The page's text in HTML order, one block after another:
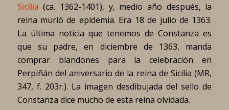
Sicilia(ca. 1362-1401), y, medio año después, la
reina murió de epidemia. Era 18 de julio de 1363.
La última noticia que tenemos de Constanza es
que su padre, en diciembre de 1363, manda
comprar blandones para la celebración en
Perpiñán del aniversario de la reina de Sicilia (MR,
347, f. 203r.). La imagen desdibujada del sello de
Constanza dice mucho de esta reina olvidada.